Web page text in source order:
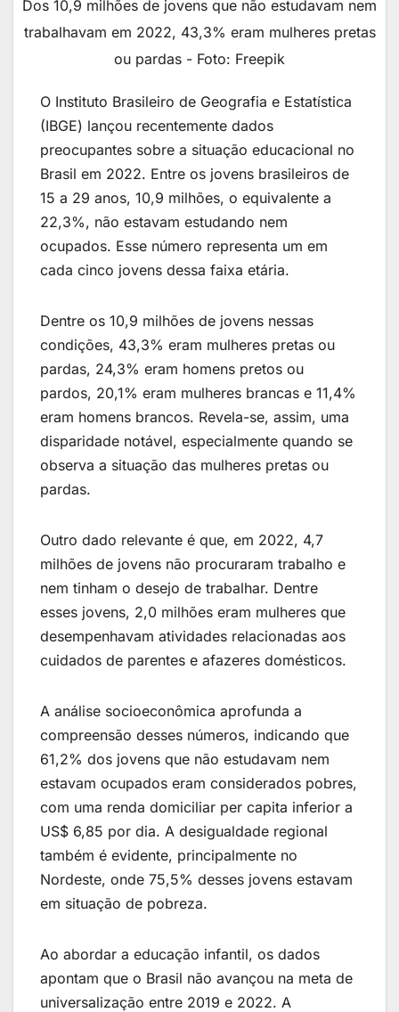
Dos 10,9 milhões de jovens que não estudavam nem
trabalhavam em 2022, 43,3% eram mulheres pretas
ou pardas - Foto: Freepik
O Instituto Brasileiro de Geografia e Estatística
(IBGE) lançou recentemente dados
preocupantes sobre a situação educacional no
Brasil em 2022. Entre os jovens brasileiros de
15 a 29 anos, 10,9 milhões, o equivalente a
22,3%, não estavam estudando nem
ocupados. Esse número representa um em
cada cinco jovens dessa faixa etária.
Dentre os 10,9 milhões de jovens nessas
condições, 43,3% eram mulheres pretas ou
pardas, 24,3% eram homens pretos ou
pardos, 20,1% eram mulheres brancas e 11,4%
eram homens brancos. Revela-se, assim, uma
disparidade notável, especialmente quando se
observa a situação das mulheres pretas ou
pardas.
Outro dado relevante é que, em 2022, 4,7
milhões de jovens não procuraram trabalho e
nem tinham o desejo de trabalhar. Dentre
esses jovens, 2,0 milhões eram mulheres que
desempenhavam atividades relacionadas aos
cuidados de parentes e afazeres domésticos.
A análise socioeconômica aprofunda a
compreensão desses números, indicando que
61,2% dos jovens que não estudavam nem
estavam ocupados eram considerados pobres,
com uma renda domiciliar per capita inferior a
US$ 6,85 por dia. A desigualdade regional
também é evidente, principalmente no
Nordeste, onde 75,5% desses jovens estavam
em situação de pobreza.
Ao abordar a educação infantil, os dados
apontam que o Brasil não avançou na meta de
universalização entre 2019 e 2022. A